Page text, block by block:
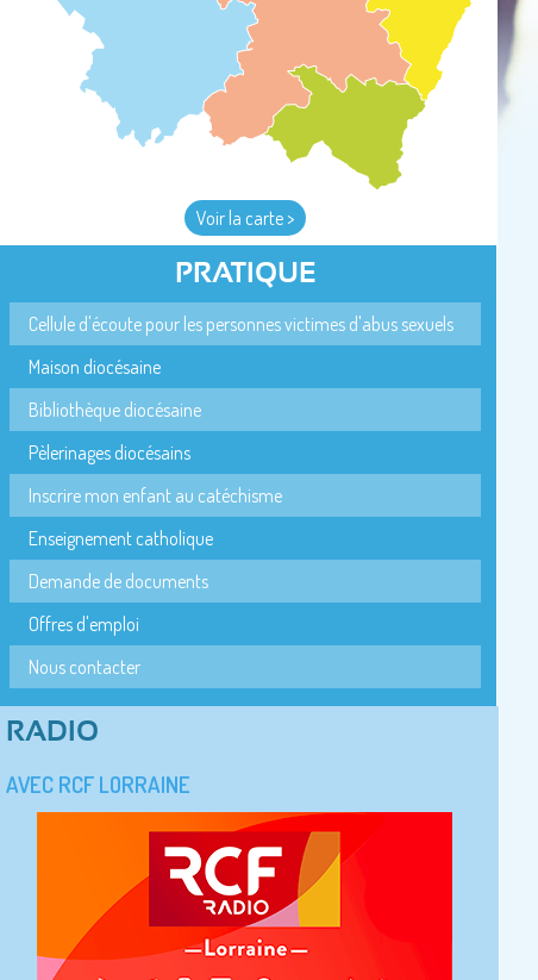
Voir la carte >
PRATIQUE
Cellule d'écoute pour les personnes victimes d'abus sexuels
Maison diocésaine
Bibliothèque diocésaine
Pèlerinages diocésains
Inscrire mon enfant au catéchisme
Enseignement catholique
Demande de documents
Offres d'emploi
Nous contacter
RADIO
AVEC RCF LORRAINE